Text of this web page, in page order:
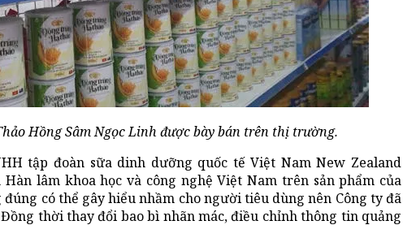
Hồng Sâm Ngọc Linh được bày bán trên thị trường.
tập đoàn sữa dinh dưỡng quốc tế Việt Nam New Zealand
lâm khoa học và công nghệ Việt Nam trên sản phẩm của
có thể gây hiểu nhầm cho người tiêu dùng nên Công ty đã
thời thay đổi bao bì nhãn mác, điều chỉnh thông tin quảng